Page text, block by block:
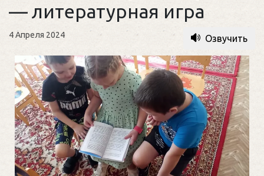
— литературная игра
4 Апреля 2024 Озвучить